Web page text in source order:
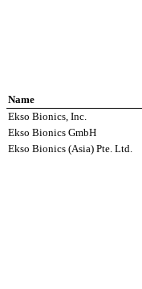
Name
Ekso Bionics, Inc.
Ekso Bionics GmbH
Ekso Bionics (Asia) Pte. Ltd.